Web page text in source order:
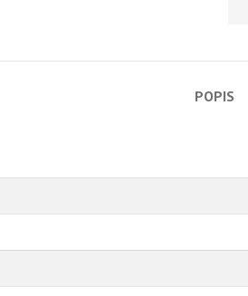
POPIS